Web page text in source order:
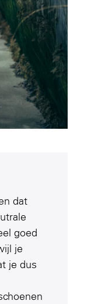
dat
goed
je
je dus